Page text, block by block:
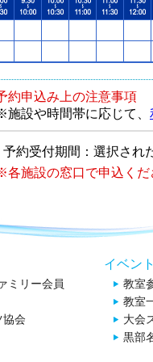
約申込み上の注意事項
施設や時間帯に応じて、
予約受付期間：選択され
各施設の窓口で申込くだ
ミリー会員
協会
イベン
教室
教室
大会
黒部